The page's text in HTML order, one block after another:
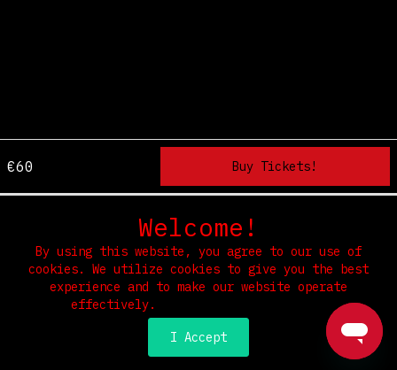
€60
Terms & Conditions Privacy & Security
Select Language▼
Welcome!
By using this website, you agree to our use of
cookies. We utilize cookies to give you the best
experience and to make our website operate
effectively.